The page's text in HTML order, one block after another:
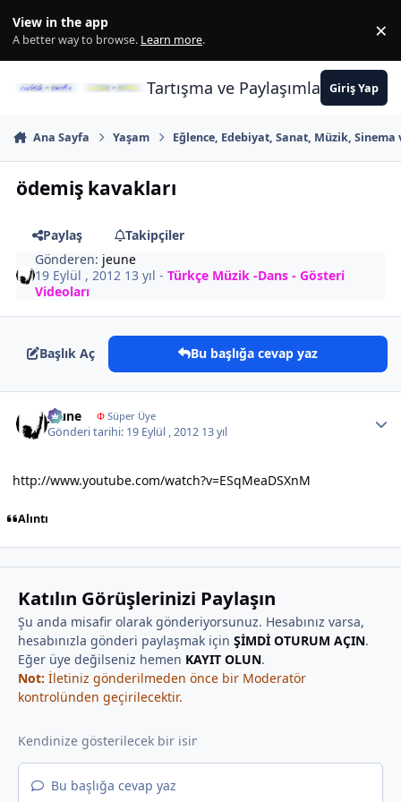
View in the app
A better way to browse. Learn more. ×
Tartışma ve PaylaşımlarınGiriş Yap
Ana Sayfa Yaşam Eğlence, Edebiyat, Sanat, Müzik, Sinema
ödemiş kavakları
Paylaş
Takipçiler
Gönderen: jeune
19 Eylül , 2012 13 yıl -Türkçe Müzik -Dans - Gösteri
Videoları
Başlık Aç Bu başlığa cevap yaz
jeune ΦSüper Üye
Gönderi tarihi: 19 Eylül , 2012 13 yıl
http://www.youtube.com/watch?v=ESqMeaDSXnM
Alıntı
Katılın Görüşlerinizi Paylaşın
Şu anda misafir olarak gönderiyorsunuz. Hesabınız varsa,
hesabınızla gönderi paylaşmak için ŞİMDİ OTURUM AÇIN.
Eğer üye değilseniz hemen KAYIT OLUN.
Not: İletiniz gönderilmeden önce bir Moderatör
kontrolünden geçirilecektir.
Bu başlığa cevap yaz